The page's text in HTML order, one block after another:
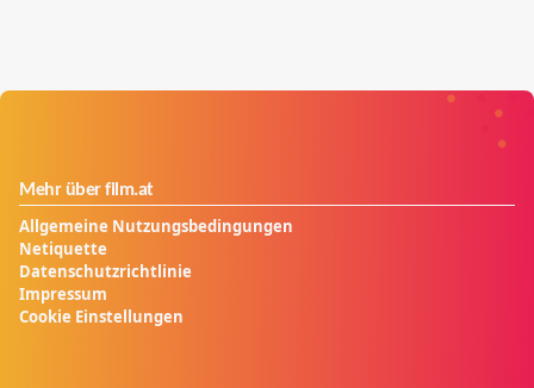
Mehr über film.at
Allgemeine Nutzungsbedingungen
Netiquette
Datenschutzrichtlinie
Impressum
Cookie Einstellungen